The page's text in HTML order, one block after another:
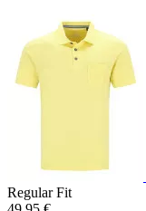
Regular Fit